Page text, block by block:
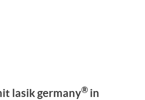
lasik germany® in